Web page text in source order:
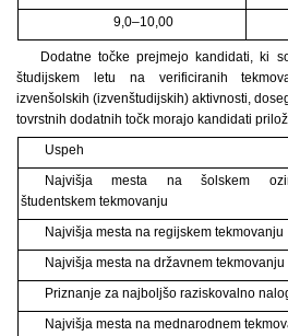
9,0–10,00
Dodatne točke prejmejo kandidati, ki
študijskem letu na verificiranih
izvenšolskih (izvenštudijskih) aktivnosti,
tovrstnih dodatnih točk morajo kandidati
Uspeh
Najvišja mesta na šolskem
študentskem tekmovanju
Najvišja mesta na regijskem tekmovanju
Najvišja mesta na državnem tekmovanju
Priznanje za najboljšo raziskovalno
Najvišja mesta na mednarodnem